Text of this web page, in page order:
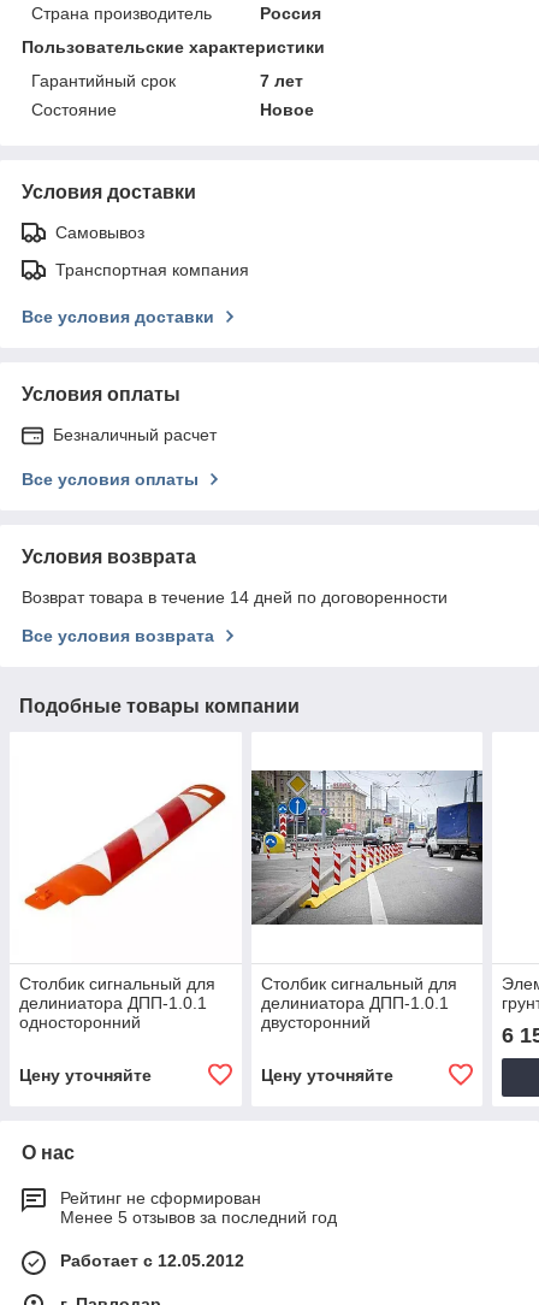
Страна производитель
Россия
Пользовательские характеристики
Гарантийный срок
7 лет
Состояние
Новое
Условия доставки
Самовывоз
Транспортная компания
Все условия доставки
Условия оплаты
Безналичный расчет
Все условия оплаты
Условия возврата
Возврат товара в течение 14 дней по договоренности
Все условия возврата
Подобные товары компании
Столбик сигнальный для
делиниатора ДПП-1.0.1
односторонний
Цену уточняйте
Столбик сигнальный для
делиниатора ДПП-1.0.1
двусторонний
Цену уточняйте
6
О нас
Рейтинг не сформирован
Менее 5 отзывов за последний год
Работает с 12.05.2012